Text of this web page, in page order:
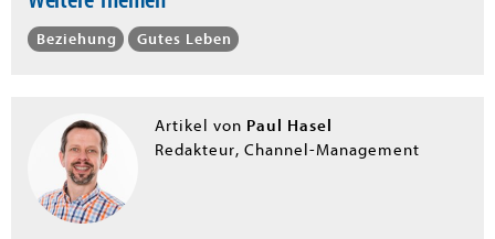
Beziehung Gutes Leben
Artikel von Paul Hasel
Redakteur, Channel-Management